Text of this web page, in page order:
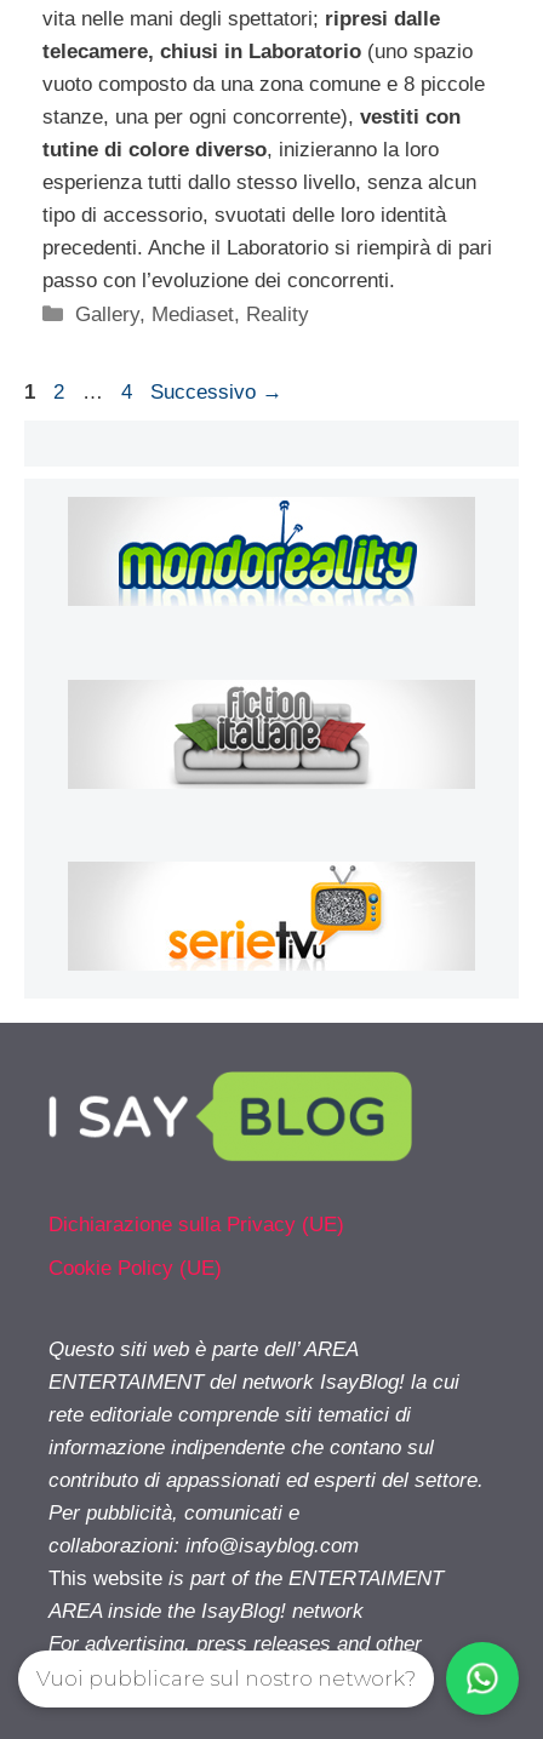
vita nelle mani degli spettatori; ripresi dalle
telecamere, chiusi in Laboratorio (uno spazio
vuoto composto da una zona comune e 8 piccole
stanze, una per ogni concorrente), vestiti con
tutine di colore diverso, inizieranno la loro
esperienza tutti dallo stesso livello, senza alcun
tipo di accessorio, svuotati delle loro identità
precedenti. Anche il Laboratorio si riempirà di pari
passo con l’evoluzione dei concorrenti.
Categorie
Gallery, Mediaset, Reality
Pagina
1 Pagina
2 … Pagina
4 Successivo →
Dichiarazione sulla Privacy (UE)
Cookie Policy (UE)
Questo siti web è parte dell’ AREA
ENTERTAIMENT del network IsayBlog! la cui
rete editoriale comprende siti tematici di
informazione indipendente che contano sul
contributo di appassionati ed esperti del settore.
Per pubblicità, comunicati e
collaborazioni: info@isayblog.com
This website is part of the ENTERTAIMENT
AREA inside the IsayBlog! network
For advertising, press releases and other
opportunities:info@isayblog.com
Vuoi pubblicare sul nostro network?